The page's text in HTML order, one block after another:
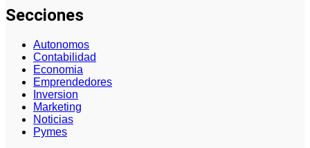
Secciones
Autonomos
Contabilidad
Economia
Emprendedores
Inversion
Marketing
Noticias
Pymes